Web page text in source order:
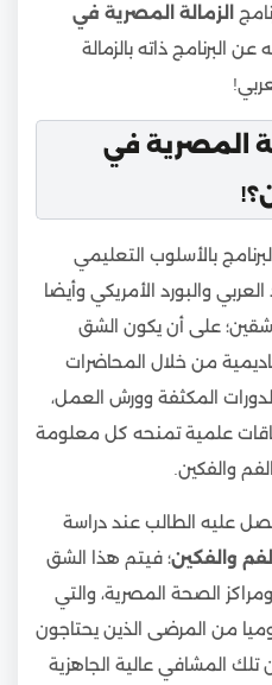
الزمالة المصرية في
البرنامج ذاته بالزمالة
المصرية في
بالأسلوب التعليمي
والبورد الأمريكي وأيضا
شقين؛ على أن يكون الشق
من خلال المحاضرات
المكثفة وورش العمل،
علمية تمنحه كل معلومة
والفكين.
عليه الطالب عند دراسة
والفكين؛ فيتم هذا الشق
الصحة المصرية، والتي
من المرضى الذين يحتاجون
تلك المشافي عالية الجاهزية